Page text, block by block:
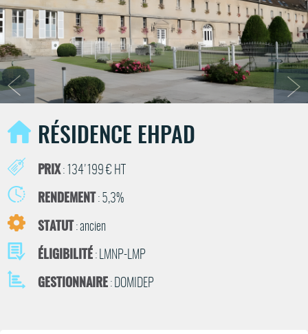
RÉSIDENCE EHPAD
PRIX: 134'199 € HT
RENDEMENT : 5,3%
STATUT : ancien
ÉLIGIBILITÉ : LMNP-LMP
GESTIONNAIRE : DOMIDEP